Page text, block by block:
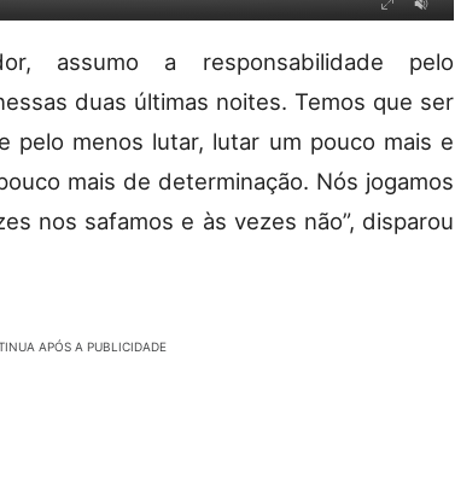
assumo a responsabilidade pelo
duas últimas noites. Temos que ser
pelo menos lutar, lutar um pouco mais e
mais de determinação. Nós jogamos
nos safamos e às vezes não”, disparou
APÓS A PUBLICIDADE